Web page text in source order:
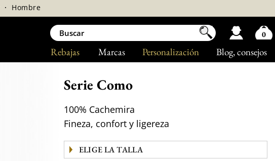
Blog, consejos
Personalización
Marcas
Rebajas
· Hombre
Serie Como
100% Cachemira
Fineza, confort y ligereza
0